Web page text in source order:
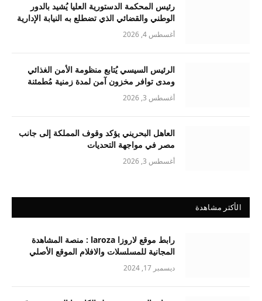
رئيس المحكمة الدستورية العليا يُشيد بالدور
الوطني والقضائي الذي تضطلع به النيابة الإدارية
أغسطس 4, 2026
الرئيس السيسي يُتابع منظومة الأمن الغذائي
ومدى توافر مخزون آمن لمدة زمنية مُطمئنة
أغسطس 3, 2026
العاهل البحريني يؤكد وقوف المملكة إلى جانب
مصر في مواجهة التحديات
أغسطس 3, 2026
الأكثر مشاهدة
رابط موقع لاروزا laroza : منصة المشاهدة
المجانية للمسلسلات والافلام الموقع الأصلي
ديسمبر 17, 2024